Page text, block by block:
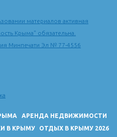
материалов активная
Крыма" обязательна.
Минпечати Эл № 77-4556
АРЕНДА НЕДВИЖИМОСТИ
В КРЫМУ
ОТДЫХ В КРЫМУ 2026